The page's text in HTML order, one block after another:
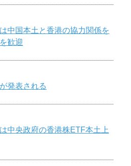
中国本土と香港の協力関係を
歓迎
発表される
中央政府の香港株ETF本土上